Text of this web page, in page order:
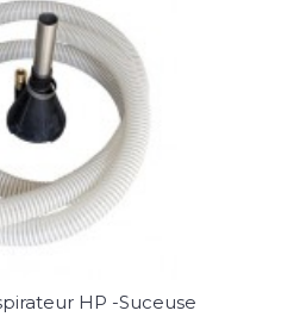
HP -Suceuse